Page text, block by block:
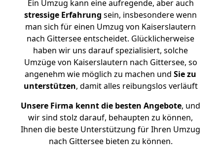
Ein Umzug kann eine aufregende, aber auch
stressige Erfahrung sein, insbesondere wenn
man sich für einen Umzug von Kaiserslautern
nach Gittersee entscheidet. Glücklicherweise
haben wir uns darauf spezialisiert, solche
Umzüge von Kaiserslautern nach Gittersee, so
angenehm wie möglich zu machen und Sie zu
unterstützen, damit alles reibungslos verläuft
Unsere Firma kennt die besten Angebote, und
wir sind stolz darauf, behaupten zu können,
Ihnen die beste Unterstützung für Ihren Umzug
nach Gittersee bieten zu können.